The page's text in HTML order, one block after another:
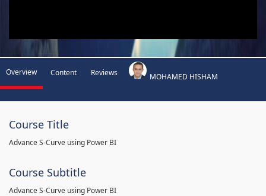
Overview Content Reviews MOHAMED HISHAM
Course Title
Advance S-Curve using Power BI
Course Subtitle
Advance S-Curve using Power BI